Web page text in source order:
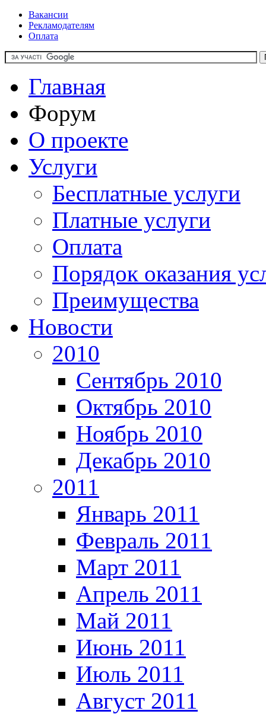
Вакансии
Рекламодателям
Оплата
Главная
Форум
О проекте
Услуги
Бесплатные услуги
Платные услуги
Оплата
Порядок оказания
Преимущества
Новости
2010
Сентябрь 2010
Октябрь 2010
Ноябрь 2010
Декабрь 2010
2011
Январь 2011
Февраль 2011
Март 2011
Апрель 2011
Май 2011
Июнь 2011
Июль 2011
Август 2011